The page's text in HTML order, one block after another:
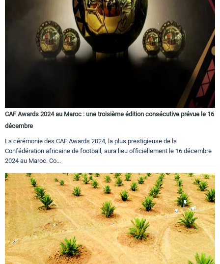
CAF Awards 2024 au Maroc : une troisième édition consécutive prévue le 16
décembre
La cérémonie des CAF Awards 2024, la plus prestigieuse de la
Confédération africaine de football, aura lieu officiellement le 16 décembre
2024 au Maroc. Co...